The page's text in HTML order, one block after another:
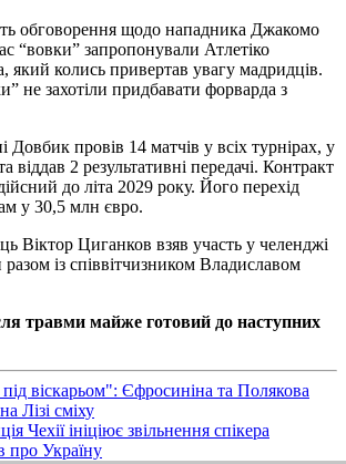
обговорення щодо нападника Джакомо
“вовки” запропонували Атлетіко
який колись привертав увагу мадридців.
не захотіли придбавати форварда з
Довбик провів 14 матчів у всіх турнірах, у
віддав 2 результативні передачі. Контракт
до літа 2029 року. Його перехід
у 30,5 млн євро.
Віктор Циганков взяв участь у челенджі
із співвітчизником Владиславом
травми майже готовий до наступних
віскарьом": Єфросиніна та Полякова
Лізі сміху
Чехії ініціює звільнення спікера
про Україну